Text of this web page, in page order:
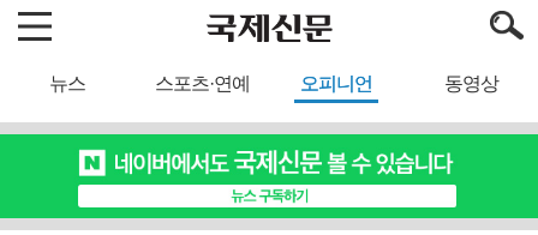
뉴스 스포츠·연예 오피니언 동영상